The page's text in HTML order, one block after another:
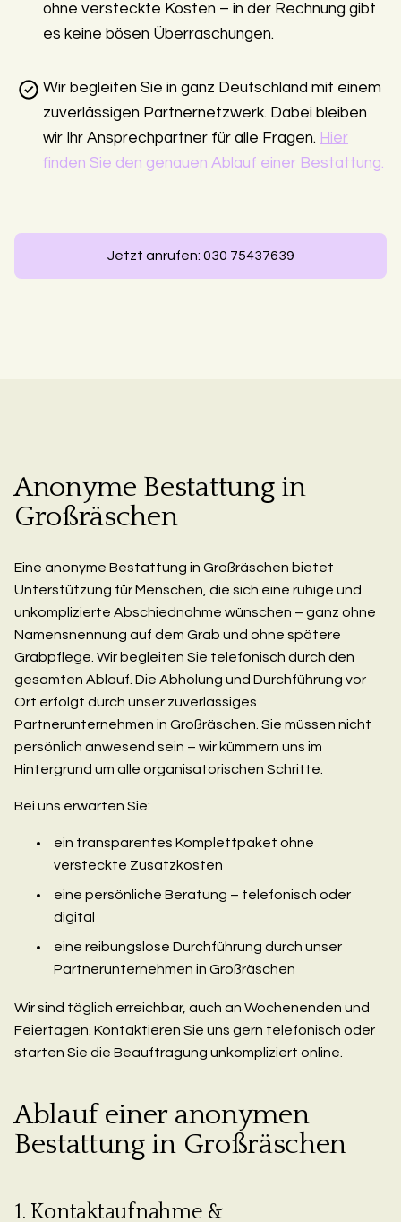
ohne versteckte Kosten – in der Rechnung gibt
es keine bösen Überraschungen.
Wir begleiten Sie in ganz Deutschland mit einem
zuverlässigen Partnernetzwerk. Dabei bleiben
wir Ihr Ansprechpartner für alle Fragen. Hier
finden Sie den genauen Ablauf einer Bestattung.
Jetzt anrufen: 030 75437639
Anonyme Bestattung in
Großräschen
Eine anonyme Bestattung in Großräschen bietet
Unterstützung für Menschen, die sich eine ruhige und
unkomplizierte Abschiednahme wünschen – ganz ohne
Namensnennung auf dem Grab und ohne spätere
Grabpflege. Wir begleiten Sie telefonisch durch den
gesamten Ablauf. Die Abholung und Durchführung vor
Ort erfolgt durch unser zuverlässiges
Partnerunternehmen in Großräschen. Sie müssen nicht
persönlich anwesend sein – wir kümmern uns im
Hintergrund um alle organisatorischen Schritte.
Bei uns erwarten Sie:
ein transparentes Komplettpaket ohne
versteckte Zusatzkosten
eine persönliche Beratung – telefonisch oder
digital
eine reibungslose Durchführung durch unser
Partnerunternehmen in Großräschen
Wir sind täglich erreichbar, auch an Wochenenden und
Feiertagen. Kontaktieren Sie uns gern telefonisch oder
starten Sie die Beauftragung unkompliziert online.
Ablauf einer anonymen
Bestattung in Großräschen
1. Kontaktaufnahme &